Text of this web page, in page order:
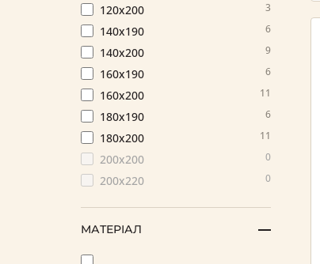
120х200 3
140х190 6
140х200 9
160х190 6
160х200 11
180х190 6
180х200 11
200х200 0
200х220 0
МАТЕРІАЛ